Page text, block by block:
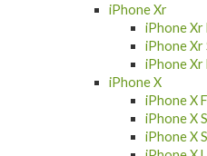
iPhone Xr
iPhone Xr
iPhone Xr
iPhone Xr
iPhone X
iPhone X
iPhone X
iPhone X